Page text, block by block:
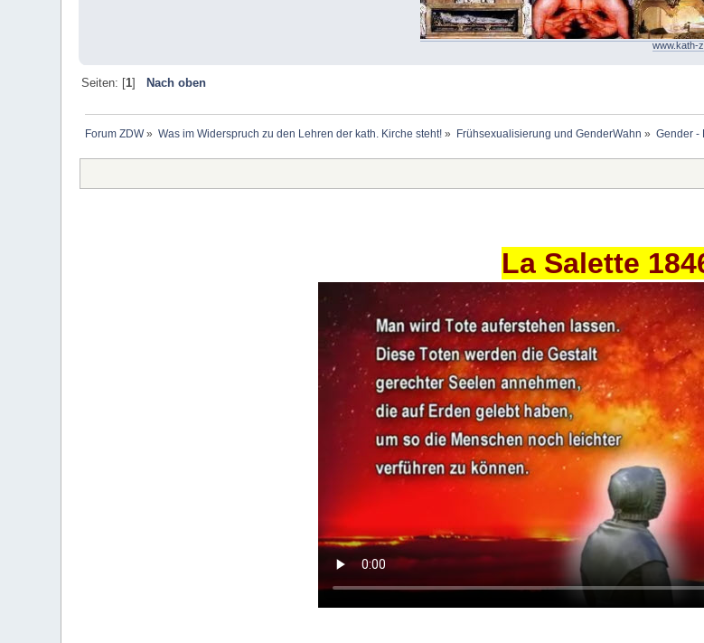
www.kath-
Seiten: [1] Nach oben
Forum ZDW» Was im Widerspruch zu den Lehren der kath. Kirche steht!» Frühsexualisierung und GenderWahn » Gender -
La Salette